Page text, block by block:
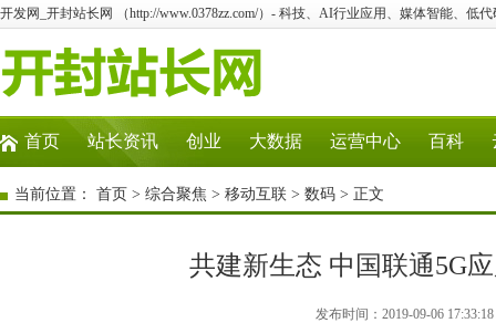
开发网_开封站长网 （http://www.0378zz.com/）- 科技、AI行业应用、媒体智能、低
首页 站长资讯 创业 大数据 运营中心 百科
当前位置： 首页 > 综合聚焦 > 移动互联 > 数码 > 正文
共建新生态 中国联通5G
发布时间：2019-09-06